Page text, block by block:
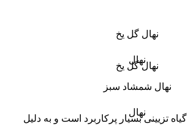
نهال گل یخ
نهال
نهال گل یخ
نهال شمشاد سبز
نهال
تزیینی بسیار پرکاربرد است و به دلیل